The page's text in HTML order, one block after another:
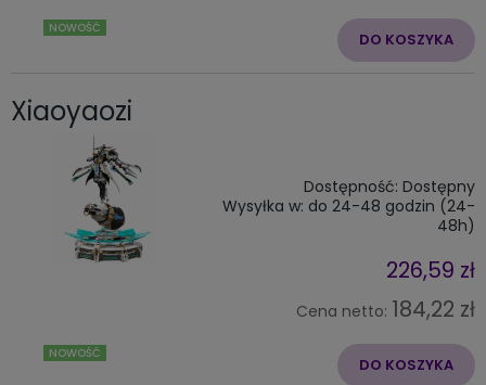
DO KOSZYKA
NOWOŚĆ
Xiaoyaozi
Dostępność: Dostępny
Wysyłka w: do 24-48 godzin (24-
48h)
226,59 zł
Cena netto: 184,22 zł
DO KOSZYKA
NOWOŚĆ